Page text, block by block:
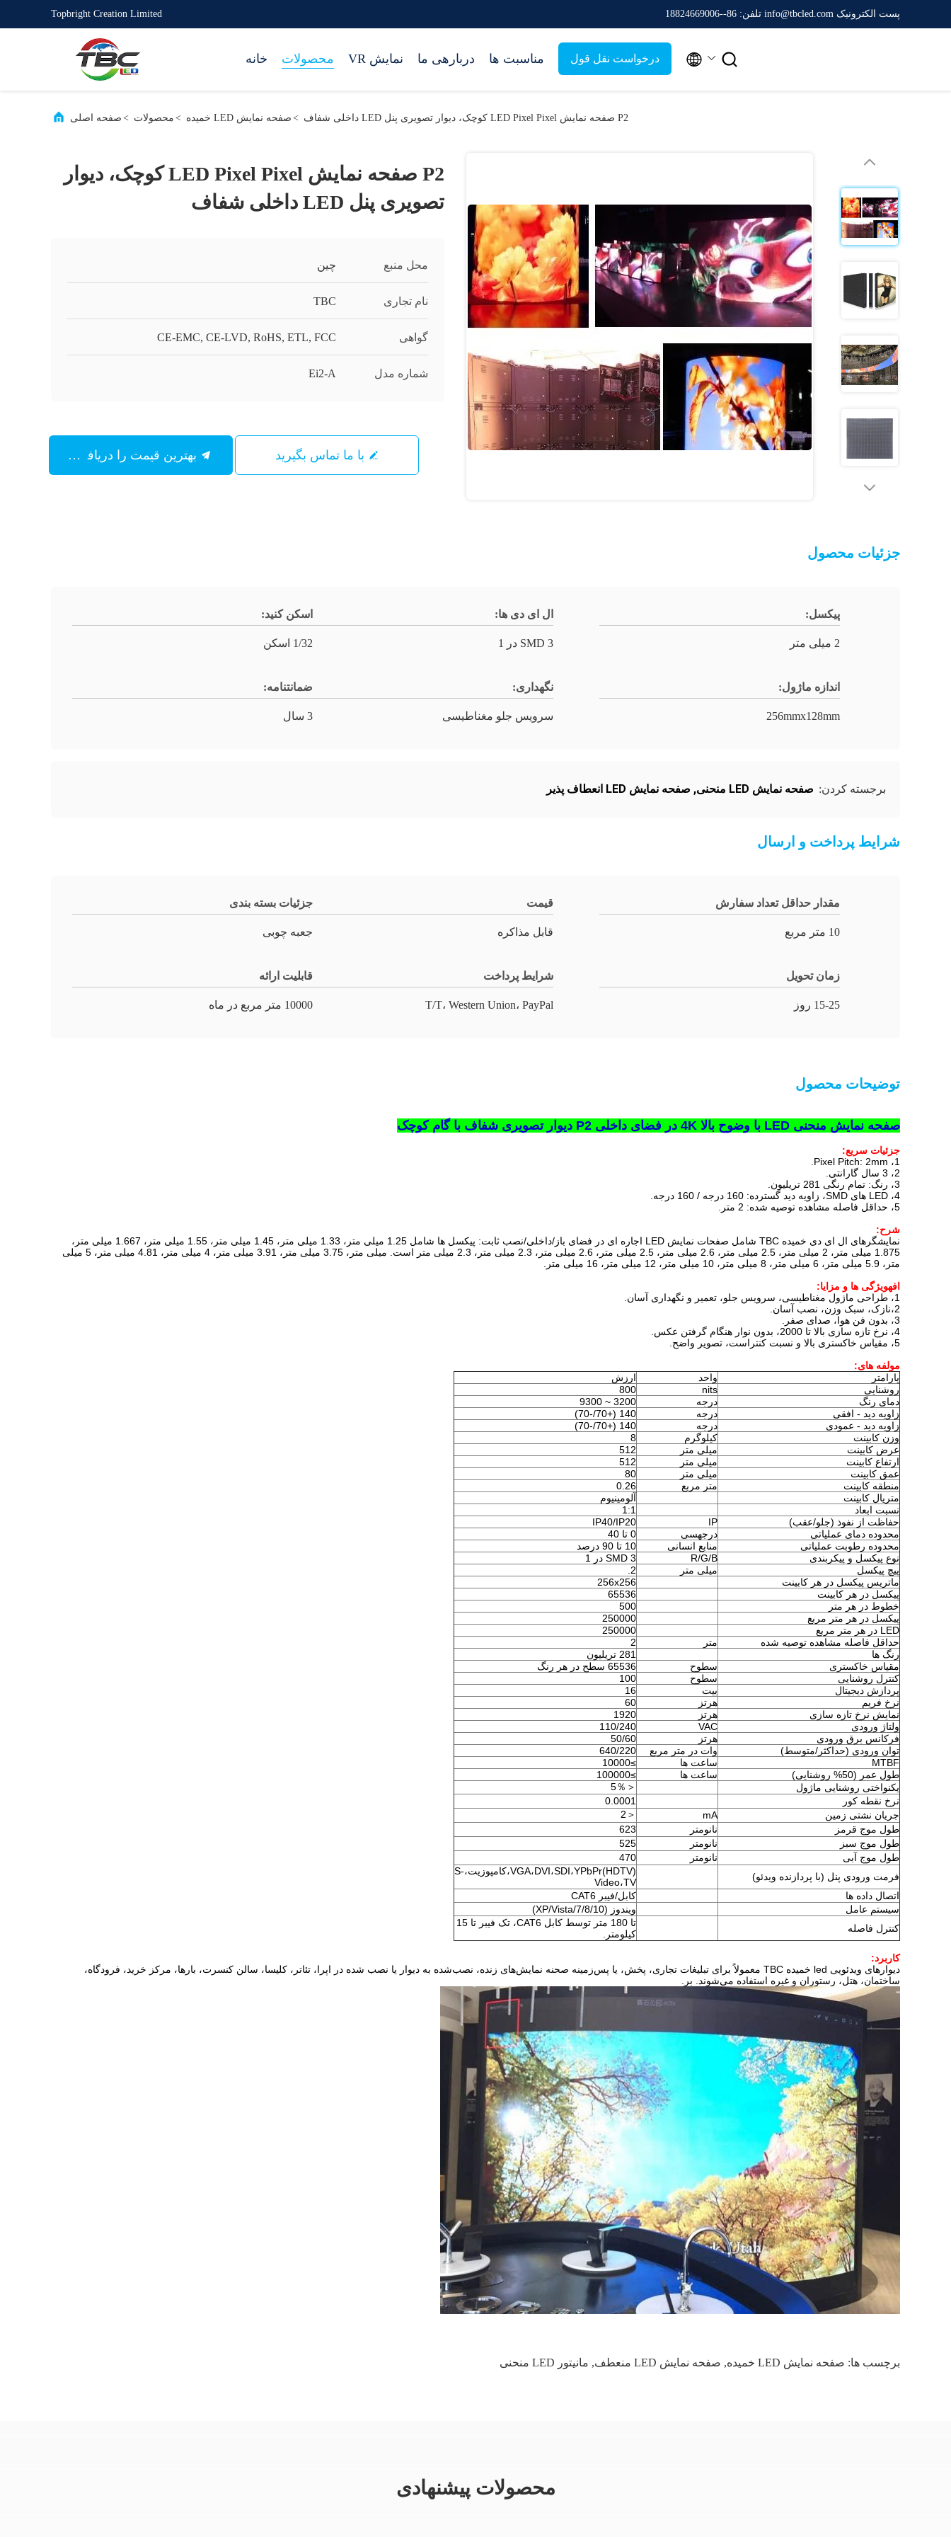
Topbright Creation Limited پست الکترونیک info@tbcled.com تلفن: 86--18824669006
خانه محصولات نمایش VR دربارهی ما مناسبت ها درخواست نقل قول  
صفحه اصلی > محصولات > صفحه نمایش LED خمیده > P2 صفحه نمایش LED Pixel Pixel کوچک، دیوار تصویری پنل LED داخلی شفاف
P2 صفحه نمایش LED Pixel Pixel کوچک، دیوار
تصویری پنل LED داخلی شفاف
محل منبع چین
نام تجاری TBC
گواهی CE-EMC, CE-LVD, RoHS, ETL, FCC
شماره مدل Ei2-A
با ما تماس بگیرید
جزئیات محصول
پیکسل:
2 میلی متر
ال ای دی ها:
SMD 3 در 1
اسکن کنید:
1/32 اسکن
اندازه ماژول:
256mmx128mm
نگهداری:
سرویس جلو مغناطیسی
ضمانتنامه:
3 سال
برجسته کردن: صفحه نمایش LED منحنی , صفحه نمایش LED انعطاف پذیر
شرایط پرداخت و ارسال
مقدار حداقل تعداد سفارش
10 متر مربع
قیمت
قابل مذاکره
جزئیات بسته بندی
جعبه چوبی
زمان تحویل
15-25 روز
شرایط پرداخت
T/T، Western Union، PayPal
قابلیت ارائه
10000 متر مربع در ماه
توضیحات محصول
صفحه نمایش منحنی LED با وضوح بالا 4K در فضای داخلی P2 دیوار تصویری شفاف با گام کوچک
جزئیات سریع:
1، Pixel Pitch: 2mm.
2، 3 سال گارانتی.
3، رنگ: تمام رنگی 281 تریلیون.
4، LED های SMD، زاویه دید گسترده: 160 درجه / 160 درجه.
5، حداقل فاصله مشاهده توصیه شده: 2 متر.
شرح:
نمایشگرهای ال ای دی خمیده TBC شامل صفحات نمایش LED اجاره ای در فضای باز/داخلی/نصب ثابت: پیکسل ها شامل 1.25 میلی متر، 1.33 میلی متر، 1.45 میلی متر، 1.55 میلی متر، 1.667 میلی متر،
1.875 میلی متر، 2 میلی متر، 2.5 میلی متر، 2.6 میلی متر، 2.5 میلی متر، 2.6 میلی متر، 2.3 میلی متر، 2.3 میلی متر است. میلی متر، 3.75 میلی متر، 3.91 میلی متر، 4 میلی متر، 4.81 میلی متر، 5 میلی
متر، 5.9 میلی متر، 6 میلی متر، 8 میلی متر، 10 میلی متر، 12 میلی متر، 16 میلی متر.
افهویژگی ها و مزایا:
1،
طراحی ماژول مغناطیسی، سرویس جلو، تعمیر و نگهداری آسان.
2، نازک، سبک وزن، نصب آسان.
3، بدون فن هوا، صدای صفر.
4، نرخ تازه سازی بالا تا 2000، بدون نوار هنگام گرفتن عکس.
5، مقیاس خاکستری بالا و نسبت کنتراست، تصویر واضح.
مولفه های:
پارامتر
واحد
ارزش
روشنایی
nits
800
دمای رنگ
درجه
3200 ~ 9300
زاویه دید - افقی
درجه
140 (+70/-70)
زاویه دید - عمودی
درجه
140 (+70/-70)
وزن کابینت
کیلوگرم
8
عرض کابینت
میلی متر
512
ارتفاع کابینت
میلی متر
512
عمق کابینت
میلی متر
80
منطقه کابینت
متر مربع
0.26
متریال کابینت
آلومینیوم
نسبت ابعاد
1:1
حفاظت از نفوذ (جلو/عقب)
IP
IP40/IP20
محدوده دمای عملیاتی
درجهسی
0 تا 40
محدوده رطوبت عملیاتی
منابع انسانی
10 تا 90 درصد
نوع پیکسل و پیکربندی
R/G/B
SMD 3 در 1
پیچ پیکسل
میلی متر
2.
ماتریس پیکسل در هر کابینت
256x256
پیکسل در هر کابینت
65536
خطوط در هر متر
500
پیکسل در هر متر مربع
250000
LED در هر متر مربع
250000
حداقل فاصله مشاهده توصیه شده
متر
2
رنگ ها
281 تریلیون
مقیاس خاکستری
سطوح
65536 سطح در هر رنگ
کنترل روشنایی
سطوح
100
پردازش دیجیتال
بیت
16
نرخ فریم
هرتز
60
نمایش نرخ تازه سازی
هرتز
1920
ولتاژ ورودی
VAC
110/240
فرکانس برق ورودی
هرتز
50/60
توان ورودی (حداکثر/متوسط)
وات در متر مربع
640/220
MTBF
ساعت ها
≥10000
طول عمر (50% روشنایی)
ساعت ها
≥100000
یکنواختی روشنایی ماژول
＜5％
نرخ نقطه کور
0.0001
جریان نشتی زمین
mA
＜2
طول موج قرمز
نانومتر
623
طول موج سبز
نانومتر
525
طول موج آبی
نانومتر
470
فرمت ورودی پنل (با پردازنده ویدئو)
VGA،DVI،SDI،YPbPr(HDTV)،کامپوزیت،S-
Video،TV
اتصال داده ها
کابل/فیبر CAT6
سیستم عامل
ویندوز (XP/Vista/7/8/10)
کنترل فاصله
تا 180 متر توسط کابل CAT6، تک فیبر تا 15
کیلومتر.
کاربرد:
دیوارهای ویدئویی led خمیده TBC معمولاً برای تبلیغات تجاری، پخش، یا پس‌زمینه صحنه نمایش‌های زنده، نصب‌شده به دیوار یا نصب شده در اپرا، تئاتر، کلیسا، سالن کنسرت، بارها، مرکز خرید، فرودگاه،
ساختمان، هتل، رستوران و غیره استفاده می‌شوند. بر.
برچسب ها: صفحه نمایش LED خمیده , صفحه نمایش LED منعطف , مانیتور LED منحنی
محصولات پیشنهادی